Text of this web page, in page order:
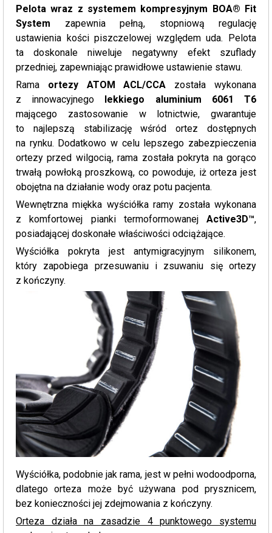
Pelota wraz z systemem kompresyjnym BOA® Fit
System zapewnia pełną, stopniową regulację
ustawienia kości piszczelowej względem uda. Pelota
ta doskonale niweluje negatywny efekt szuflady
przedniej, zapewniając prawidłowe ustawienie stawu.
Rama ortezy ATOM ACL/CCA została wykonana
z innowacyjnego lekkiego aluminium 6061 T6
mającego zastosowanie w lotnictwie, gwarantuje
to najlepszą stabilizację wśród ortez dostępnych
na rynku. Dodatkowo w celu lepszego zabezpieczenia
ortezy przed wilgocią, rama została pokryta na gorąco
trwałą powłoką proszkową, co powoduje, iż orteza jest
obojętna na działanie wody oraz potu pacjenta.
Wewnętrzna miękka wyściółka ramy została wykonana
z komfortowej pianki termoformowanej Active3D™,
posiadającej doskonałe właściwości odciążające.
Wyściółka pokryta jest antymigracyjnym silikonem,
który zapobiega przesuwaniu i zsuwaniu się ortezy
z kończyny.
Wyściółka, podobnie jak rama, jest w pełni wodoodporna,
dlatego orteza może być używana pod prysznicem,
bez konieczności jej zdejmowania z kończyny.
Orteza działa na zasadzie 4 punktowego systemu